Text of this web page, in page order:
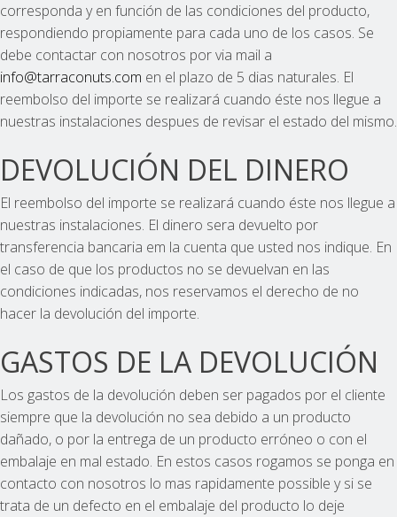
corresponda y en función de las condiciones del producto,
respondiendo propiamente para cada uno de los casos. Se
debe contactar con nosotros por via mail a
info@tarraconuts.com en el plazo de 5 dias naturales. El
reembolso del importe se realizará cuando éste nos llegue a
nuestras instalaciones despues de revisar el estado del mismo.
DEVOLUCIÓN DEL DINERO
El reembolso del importe se realizará cuando éste nos llegue a
nuestras instalaciones. El dinero sera devuelto por
transferencia bancaria em la cuenta que usted nos indique. En
el caso de que los productos no se devuelvan en las
condiciones indicadas, nos reservamos el derecho de no
hacer la devolución del importe.
GASTOS DE LA DEVOLUCIÓN
Los gastos de la devolución deben ser pagados por el cliente
siempre que la devolución no sea debido a un producto
dañado, o por la entrega de un producto erróneo o con el
embalaje en mal estado. En estos casos rogamos se ponga en
contacto con nosotros lo mas rapidamente possible y si se
trata de un defecto en el embalaje del producto lo deje